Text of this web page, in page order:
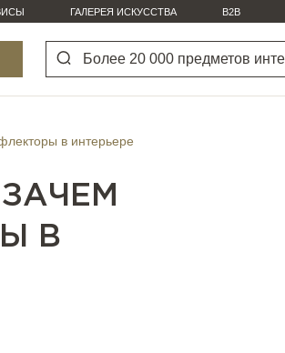
ГАЛЕРЕЯ ИСКУССТВА B2B
в интерьере
В